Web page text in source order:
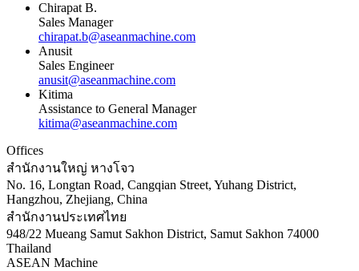
Chirapat B.
Sales Manager
chirapat.b@aseanmachine.com
Anusit
Sales Engineer
anusit@aseanmachine.com
Kitima
Assistance to General Manager
kitima@aseanmachine.com
Offices
สำนักงานใหญ่ หางโจว
No. 16, Longtan Road, Cangqian Street, Yuhang District,
Hangzhou, Zhejiang, China
สำนักงานประเทศไทย
948/22 Mueang Samut Sakhon District, Samut Sakhon 74000
Thailand
ASEAN Machine